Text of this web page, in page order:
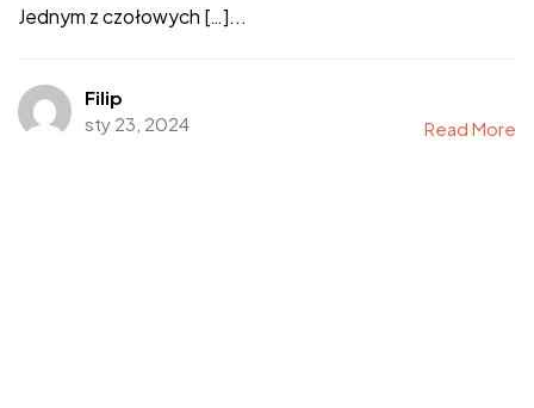
Jednym z czołowych […]...
Filip
sty 23, 2024
Read More